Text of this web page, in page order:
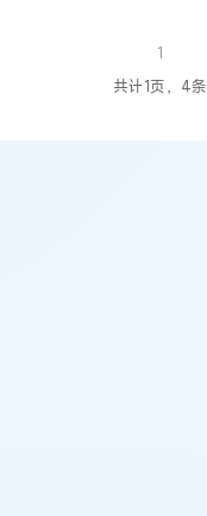
1
共计1页，4条